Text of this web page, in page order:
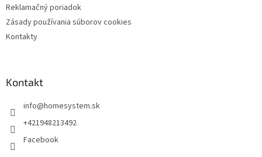
Reklamačný poriadok
Zásady používania súborov cookies
Kontakty
Kontakt
info@homesystem.sk
+421948213492
Facebook